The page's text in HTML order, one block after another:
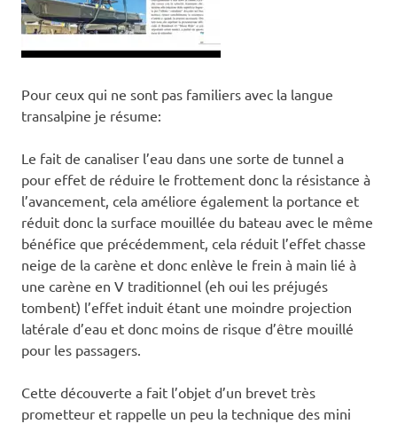
Pour ceux qui ne sont pas familiers avec la langue
transalpine je résume:
Le fait de canaliser l’eau dans une sorte de tunnel a
pour effet de réduire le frottement donc la résistance à
l’avancement, cela améliore également la portance et
réduit donc la surface mouillée du bateau avec le même
bénéfice que précédemment, cela réduit l’effet chasse
neige de la carène et donc enlève le frein à main lié à
une carène en V traditionnel (eh oui les préjugés
tombent) l’effet induit étant une moindre projection
latérale d’eau et donc moins de risque d’être mouillé
pour les passagers.
Cette découverte a fait l’objet d’un brevet très
prometteur et rappelle un peu la technique des mini